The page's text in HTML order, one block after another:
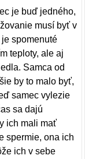
je buď jedného,
musí byť v
spomenuté
teploty, ale aj
Samca od
by to malo byť,
samec vylezie
sa dajú
ich mali mať
spermie, ona ich
ich v sebe